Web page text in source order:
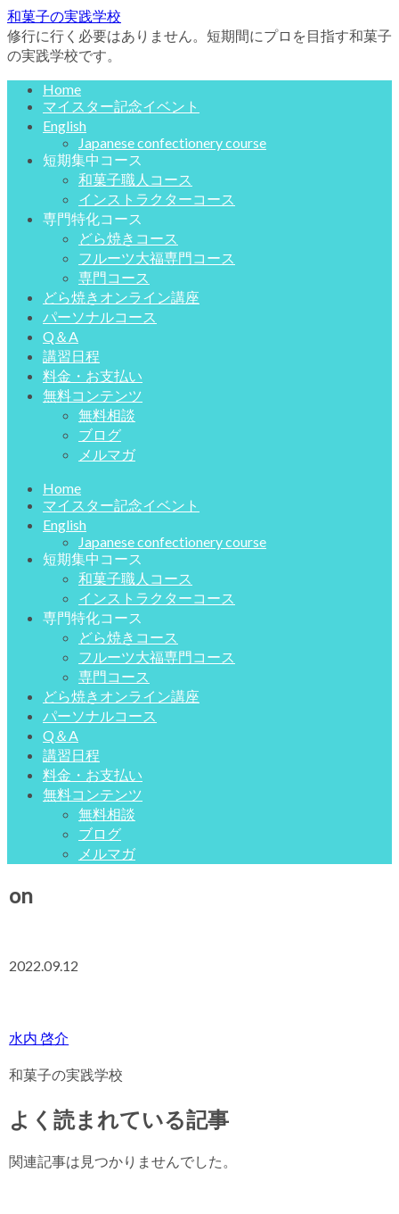
和菓子の実践学校
修行に行く必要はありません。短期間にプロを目指す和菓子
の実践学校です。
Home
マイスター記念イベント
English
Japanese confectionery course
短期集中コース
和菓子職人コース
インストラクターコース
専門特化コース
どら焼きコース
フルーツ大福専門コース
専門コース
どら焼きオンライン講座
パーソナルコース
Q＆A
講習日程
料金・お支払い
無料コンテンツ
無料相談
ブログ
メルマガ
Home
マイスター記念イベント
English
Japanese confectionery course
短期集中コース
和菓子職人コース
インストラクターコース
専門特化コース
どら焼きコース
フルーツ大福専門コース
専門コース
どら焼きオンライン講座
パーソナルコース
Q＆A
講習日程
料金・お支払い
無料コンテンツ
無料相談
ブログ
メルマガ
on
2022.09.12
水内 啓介
和菓子の実践学校
よく読まれている記事
関連記事は見つかりませんでした。